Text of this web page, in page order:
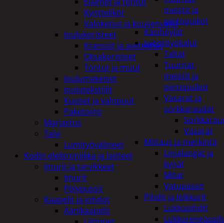
meistit ja
piirtopuikot
Käsihöylät
Lyöntityökalut
Taltat
Tuurnat,
meistit ja
piirtopuikot
Vasarat ja
sorkkaraudat
Vasarat
Mittaus ja merkintä
Linjalangat ja
kynät
Mitat
Vatupassit
Pihdit ja leikkurit
Lukkopihdit
Kyntteliköt
Valoketjut ja kuusenvalot
Joulukoristeet
Kranssit ja asetelmat
Oksakoristeet
Tontut ja muut
Joulumakeiset
Joulutekstiilit
Kuuset ja valopuut
Paketointi
Marjastus
Talvi
Lumityövälineet
Kodin elektroniikka ja laitteet
Imurit ja tarvikkeet
Imurit
Pölypussit
Kaapelit ja johdot
Äänikaapelit